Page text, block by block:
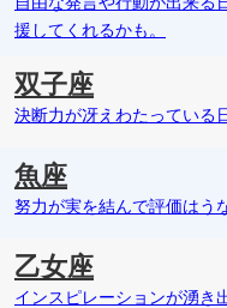
援してくれるかも。
双子座
決断力が冴えわたっている
魚座
努力が実を結んで評価はう
乙女座
インスピレーションが湧き